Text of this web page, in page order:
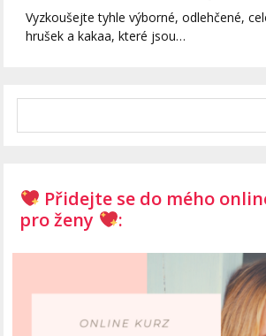
Vyzkoušejte tyhle výborné, odlehčené,
hrušek a kakaa, které jsou…
Přidejte se do mého
pro ženy
: